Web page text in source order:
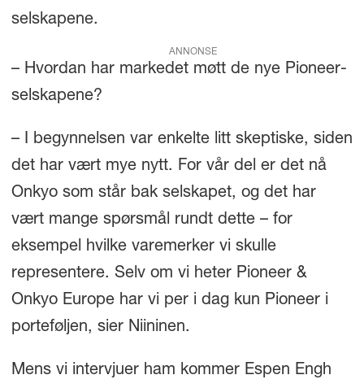
selskapene.
ANNONSE
– Hvordan har markedet møtt de nye Pioneer-
selskapene?
– I begynnelsen var enkelte litt skeptiske, siden
det har vært mye nytt. For vår del er det nå
Onkyo som står bak selskapet, og det har
vært mange spørsmål rundt dette – for
eksempel hvilke varemerker vi skulle
representere. Selv om vi heter Pioneer &
Onkyo Europe har vi per i dag kun Pioneer i
porteføljen, sier Niininen.
Mens vi intervjuer ham kommer Espen Engh